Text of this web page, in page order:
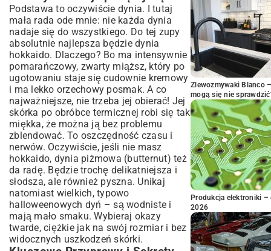
Podstawa to oczywiście dynia. I tutaj
mała rada ode mnie: nie każda dynia
nadaje się do wszystkiego. Do tej zupy
absolutnie najlepsza będzie dynia
hokkaido. Dlaczego? Bo ma intensywnie
pomarańczowy, zwarty miąższ, który po
ugotowaniu staje się cudownie kremowy
i ma lekko orzechowy posmak. A co
najważniejsze, nie trzeba jej obierać! Jej
skórka po obróbce termicznej robi się tak
miękka, że można ją bez problemu
zblendować. To oszczędność czasu i
nerwów. Oczywiście, jeśli nie masz
hokkaido, dynia piżmowa (butternut) też
da radę. Będzie trochę delikatniejsza i
słodsza, ale również pyszna. Unikaj
natomiast wielkich, typowo
halloweenowych dyń – są wodniste i
mają mało smaku. Wybieraj okazy
twarde, ciężkie jak na swój rozmiar i bez
widocznych uszkodzeń skórki.
Zlewozmywaki Blanco
mogą się nie
Produkcja elektroniki –
2026